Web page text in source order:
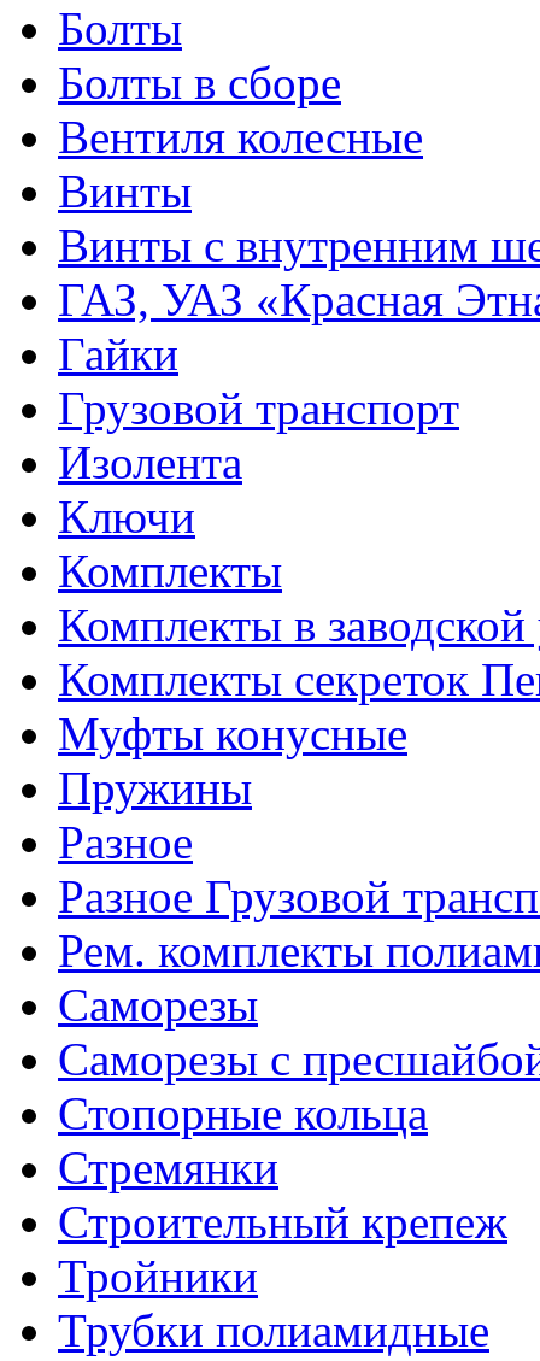
Болты
Болты в сборе
Вентиля колесные
Винты
Винты с внутренним
ГАЗ, УАЗ «Красная
Гайки
Грузовой транспорт
Изолента
Ключи
Комплекты
Комплекты в заводской
Комплекты секреток
Муфты конусные
Пружины
Разное
Разное Грузовой
Рем. комплекты
Саморезы
Саморезы с
Стопорные кольца
Стремянки
Строительный крепеж
Тройники
Трубки полиамидные